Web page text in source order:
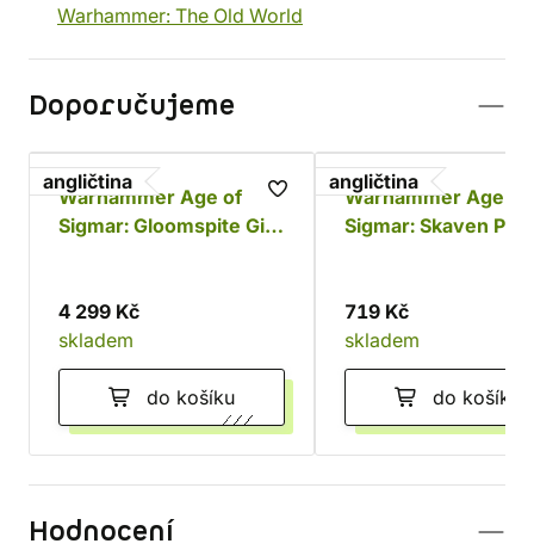
Warhammer: The Old World
Doporučujeme
angličtina
Warhammer Age of
Sigmar: Gloomspite Gitz
4 299 Kč
skladem
do košíku
angličtina
Warhammer Age of
Sigmar: Skaven
719 Kč
skladem
do košíku
Hodnocení